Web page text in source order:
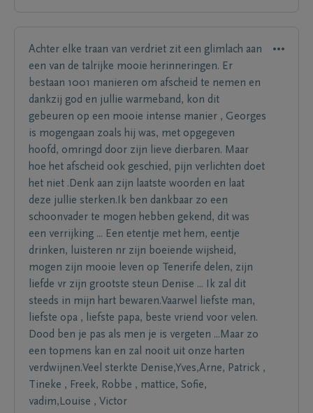
Achter elke traan van verdriet zit een glimlach aan
een van de talrijke mooie herinneringen. Er
bestaan 1001 manieren om afscheid te nemen en
dankzij god en jullie warmeband, kon dit
gebeuren op een mooie intense manier , Georges
is mogengaan zoals hij was, met opgegeven
hoofd, omringd door zijn lieve dierbaren. Maar
hoe het afscheid ook geschied, pijn verlichten doet
het niet .Denk aan zijn laatste woorden en laat
deze jullie sterken.Ik ben dankbaar zo een
schoonvader te mogen hebben gekend, dit was
een verrijking ... Een etentje met hem, eentje
drinken, luisteren nr zijn boeiende wijsheid,
mogen zijn mooie leven op Tenerife delen, zijn
liefde vr zijn grootste steun Denise ... Ik zal dit
steeds in mijn hart bewaren.Vaarwel liefste man,
liefste opa , liefste papa, beste vriend voor velen.
Dood ben je pas als men je is vergeten ...Maar zo
een topmens kan en zal nooit uit onze harten
verdwijnen.Veel sterkte Denise,Yves,Arne, Patrick ,
Tineke , Freek, Robbe , mattice, Sofie,
vadim,Louise , Victor